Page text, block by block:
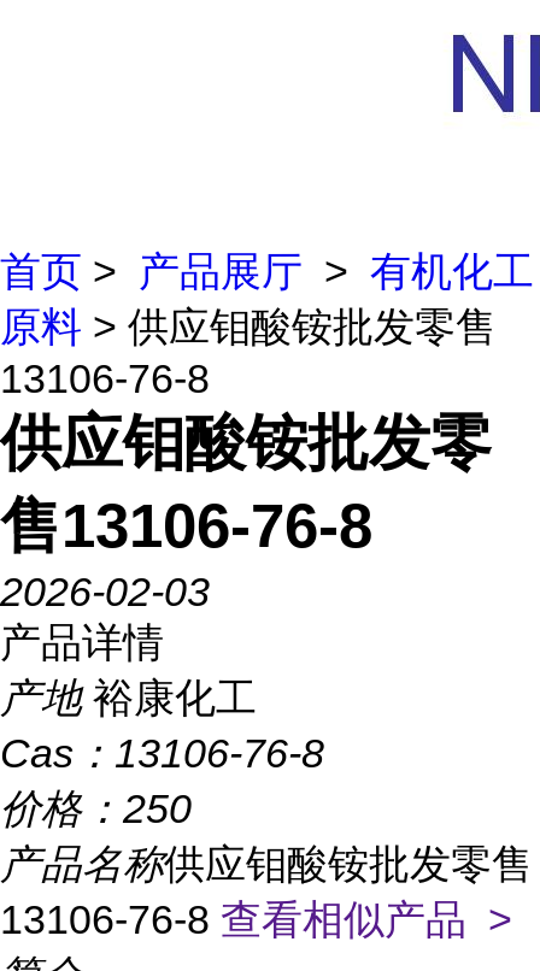
首页 > 产品展厅 > 有机化工
原料 > 供应钼酸铵批发零售
13106-76-8
供应钼酸铵批发零
售13106-76-8
2026-02-03
产品详情
产地 裕康化工
Cas： 13106-76-8
价格： 250
产品名称供应钼酸铵批发零售
13106-76-8 查看相似产品 >